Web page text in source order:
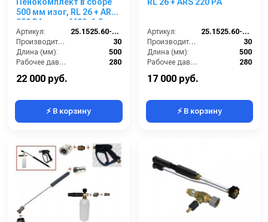
Пенокомплект в сборе
500 мм изог, RL 26 + ARS
350 РА; вход М22х1,5ш.
Артикул:
25.1525.60-P26
Производительность (л/мин):
30
Длина (мм):
500
Рабочее давление (бар):
280
22 000 руб.
⚡ В корзину
RL 26 + ARS 220 РА
Артикул:
25.1525.60-P26-220
Производительность (л/мин):
30
Длина (мм):
500
Рабочее давление (бар):
280
17 000 руб.
⚡ В корзину